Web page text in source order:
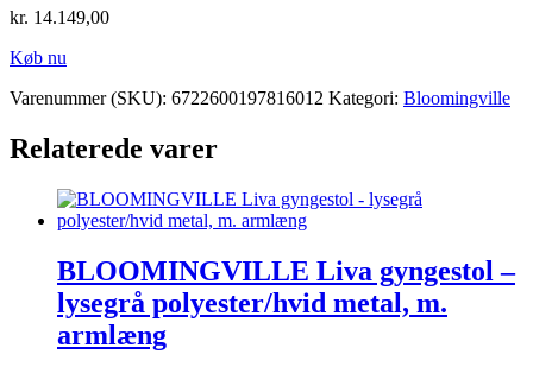
kr. 14.149,00
Køb nu
Varenummer (SKU): 6722600197816012 Kategori: Bloomingville
Relaterede varer
BLOOMINGVILLE Liva gyngestol –
lysegrå polyester/hvid metal, m.
armlæng